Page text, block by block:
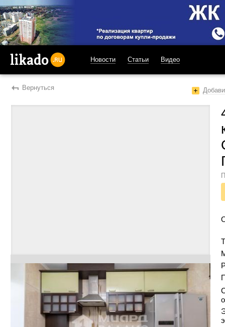
Новости Статьи Видео
Вернуться